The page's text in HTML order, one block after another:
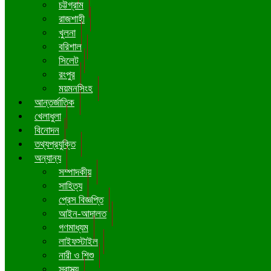
চট্টগ্রাম
রাজশাহী
খুলনা
বরিশাল
সিলেট
রংপুর
ময়মনসিংহ
আন্তর্জাতিক
খেলাধুলা
বিনোদন
তথ্যপ্রযুক্তি
অন্যান্য
সম্পাদকীয়
সাহিত্য
প্রেস বিজ্ঞপ্তি
আইন-আদালত
গণমাধ্যম
লাইফস্টাইল
নারী ও শিশু